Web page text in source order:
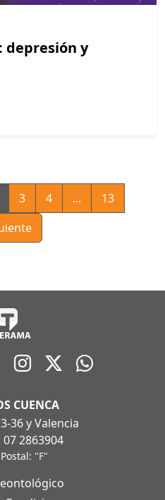
depresión y
3 4 ...
13
CUENCA
36 y Valencia
2863904
"F"